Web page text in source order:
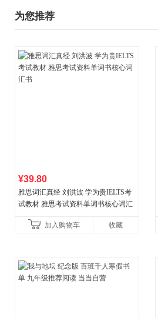
为您推荐
¥39.80
雅思词汇真经 刘洪波 学为贵IELTS考
试教材 雅思考试资料单词书核心词汇
加入购物车
收藏